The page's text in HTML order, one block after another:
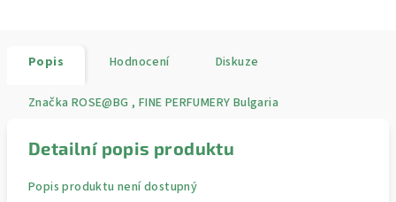
Popis Hodnocení Diskuze
Značka ROSE@BG , FINE PERFUMERY Bulgaria
Detailní popis produktu
Popis produktu není dostupný